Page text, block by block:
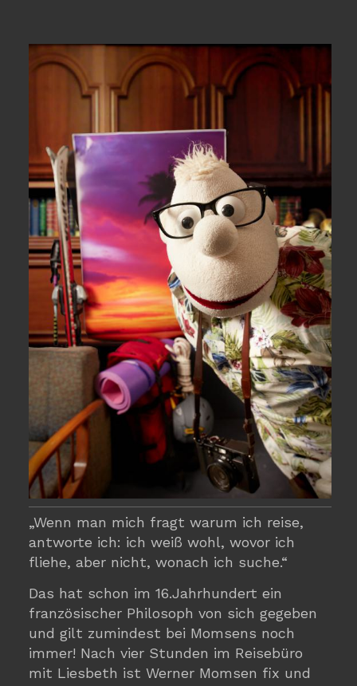
„Wenn man mich fragt warum ich reise,
antworte ich: ich weiß wohl, wovor ich
fliehe, aber nicht, wonach ich suche.“
Das hat schon im 16.Jahrhundert ein
französischer Philosoph von sich gegeben
und gilt zumindest bei Momsens noch
immer! Nach vier Stunden im Reisebüro
mit Liesbeth ist Werner Momsen fix und